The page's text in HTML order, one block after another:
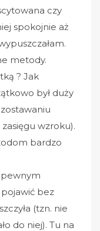
czy
spokojnie aż
metody.
? Jak
był duży
wzroku).
bardzo
pewnym
bez
(tzn. nie
do niej). Tu na